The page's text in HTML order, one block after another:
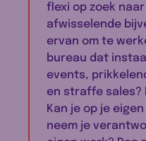
flexi op zoek
afwisselende
ervan om te
bureau dat
events,
en straffe sales?
Kan je op je
neem je